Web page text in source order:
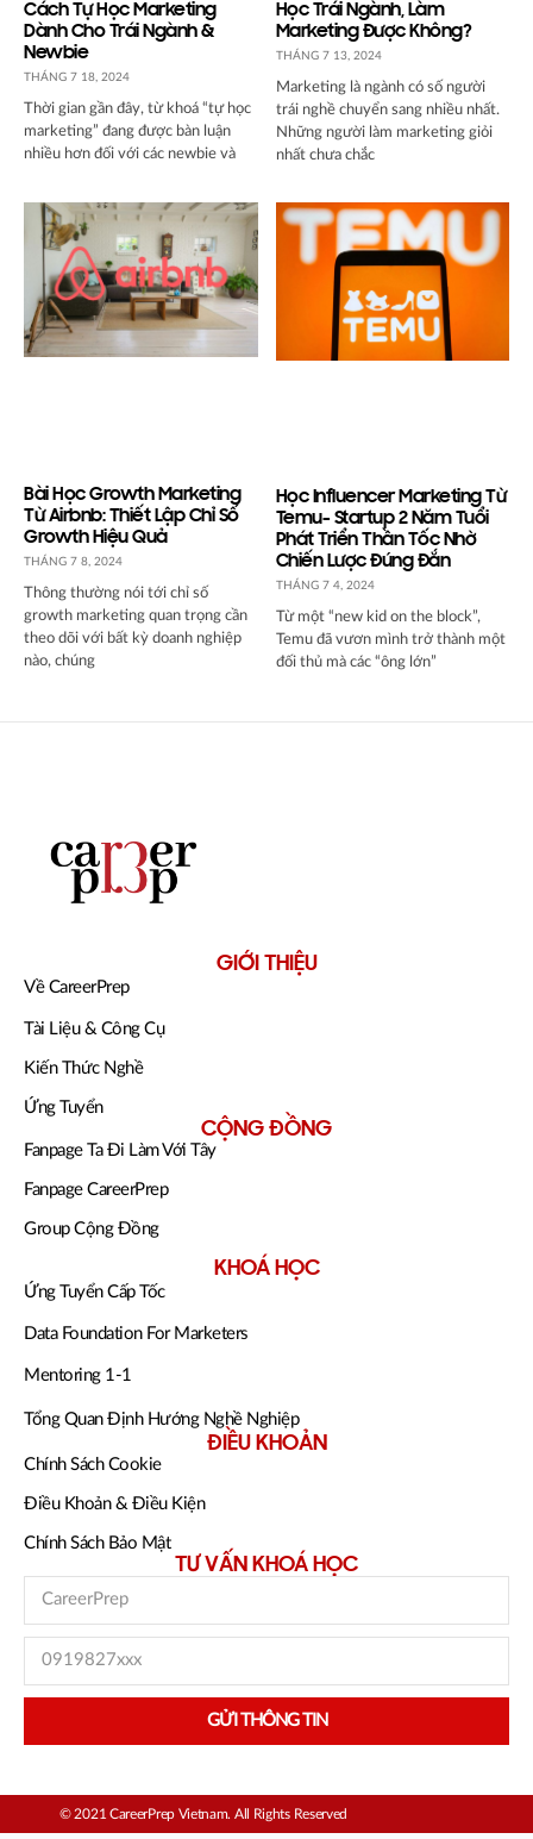
Cách Tự Học Marketing
Dành Cho Trái Ngành &
Newbie
THÁNG 7 18, 2024
Thời gian gần đây, từ khoá “tự học
marketing” đang được bàn luận
nhiều hơn đối với các newbie và
Học Trái Ngành, Làm
Marketing Được Không?
THÁNG 7 13, 2024
Marketing là ngành có số người
trái nghề chuyển sang nhiều nhất.
Những người làm marketing giỏi
nhất chưa chắc
Bài Học Growth Marketing
Từ Airbnb: Thiết Lập Chỉ Số
Growth Hiệu Quả
THÁNG 7 8, 2024
Thông thường nói tới chỉ số
growth marketing quan trọng cần
theo dõi với bất kỳ doanh nghiệp
nào, chúng
Học Influencer Marketing Từ
Temu- Startup 2 Năm Tuổi
Phát Triển Thần Tốc Nhờ
Chiến Lược Đúng Đắn
THÁNG 7 4, 2024
Từ một “new kid on the block”,
Temu đã vươn mình trở thành một
đối thủ mà các “ông lớn”
GIỚI THIỆU
Về CareerPrep
Tài Liệu & Công Cụ
Kiến Thức Nghề
Ứng Tuyển
CỘNG ĐỒNG
Fanpage Ta Đi Làm Với Tây
Fanpage CareerPrep
Group Cộng Đồng
KHOÁ HỌC
Ứng Tuyển Cấp Tốc
Data Foundation For Marketers
Mentoring 1-1
Tổng Quan Định Hướng Nghề Nghiệp
ĐIỀU KHOẢN
Chính Sách Cookie
Điều Khoản & Điều Kiện
Chính Sách Bảo Mật
TƯ VẤN KHOÁ HỌC
GỬI THÔNG TIN
© 2021 CareerPrep Vietnam. All Rights Reserved